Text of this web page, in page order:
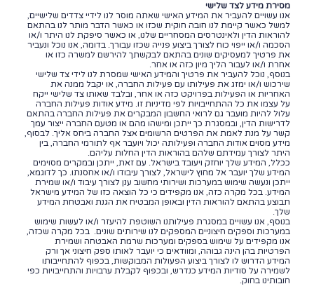
מסירת מידע לצד שלישי
אנו עשויים להעביר את המידע האישי שאתה מוסר לנו לידיי צדדים שלישיים,
למשל כאשר קיימת לנו חובה חוקית שכזו או כאשר הדבר מותר לנו בהתאם
להוראות הדין ולאינטרסים המסחריים שלנו, או כאשר סיפקת לנו היתר ו/או
הסכמה ו/או ייפוי כוח לצורך ביצוע פנייה שכזו עבורך. בדומה, אנו נוכל ונעביר
את פרטיך למעסיקים שונים בהתאם לבקשתך להירשם למשרה כזו או
אחרת ו/או לעבור הליך מיון כזה או אחר.
בנוסף, נוכל להעביר את פרטיך והמידע האישי שמסרת לנו לידי צד שלישי
שירכוש ו/או ימזג את פעילותו עם פעילות החברה, או יקבל ממנה את
האחריות או הפעילות בפרויקט כזה או אחר, ובלבד שאותו צד שלישי ייקח
על עצמו את כל ההתחייבויות לפי מדיניות זו. מידע אודות פעילות החברה
עלול להיות מועבר גם לרואי החשבון המבקרים את פעילות החברה בהתאם
לדרישות הדין, ובמסגרת כך ייתכן ומישהו מהם או מטעם החברה ייצור עמך
קשר על מנת לאמת את הפרטים הרשומים אצל החברה ביחס אליך. לבסוף,
מידע מסוים אודות החברה ופעילותה יכול ויועבר אף לתורמי החברה, בין
היתר לצורך עמידתם שלהם בהוראות הדין החלות עליהם.
ככלל, המידע שלך יוחזק ויעובד בישראל. עם זאת, ייתכן ובמקרים מסוימים
המידע שלך יועבר אל מחוץ לישראל, לצורך עיבודו ו/או אחסנתו. כך לדוגמא,
ייתכן ונעשה שימוש במערכות ושירותי מחשוב ענן לצורך עיבוד ו/או שמירת
המידע. בכל מקרה כזה, אנו מקפידים כי כל הוצאה כזו של המידע מישראל
תבוצע בהתאם להוראות הדין ובאופן המבטיח את הגנת ואבטחת המידע
שלך.
בנוסף, אנו עשויים במסגרת פעילותנו השוטפת להיעזר ו/או לעשות שימוש
במערכות וספקים חיצוניים המספקים לנו שירותים שונים. בכל מקרה שכזה,
אנו מקפידים על שימוש בספקים ומערכות שרמת האבטחה ושמירת
הפרטיות בהן הינה גבוהה, ומוודאים כי יועבר לאותו ספק חיצוני אך ורק
המידע הדרוש לו לצורך ביצוע הפעולות המבוקשות, בכפוף להתחייבותו
לשמירה על סודיות המידע כנדרש, ובכפוף לקבלת ערבויות והתחייבויות כפי
חובותינו בחוק.